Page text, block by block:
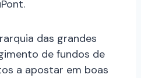
das grandes
de fundos de
a apostar em boas